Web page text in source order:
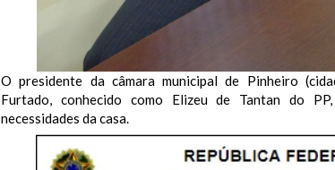
O presidente da câmara municipal de Pinheiro
Furtado, conhecido como Elizeu de Tantan do
necessidades da casa.